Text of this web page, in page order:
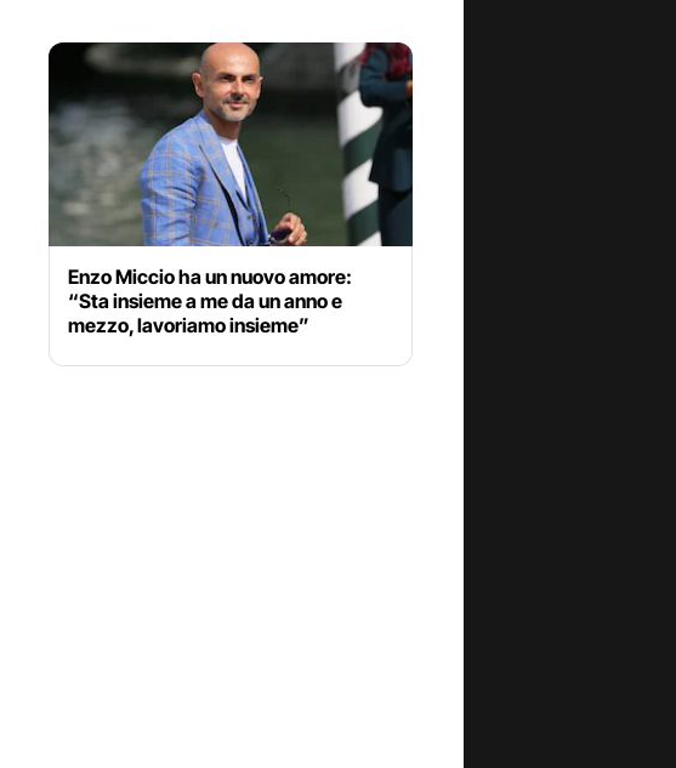
Enzo Miccio ha un nuovo amore:
“Sta insieme a me da un anno e
mezzo, lavoriamo insieme”